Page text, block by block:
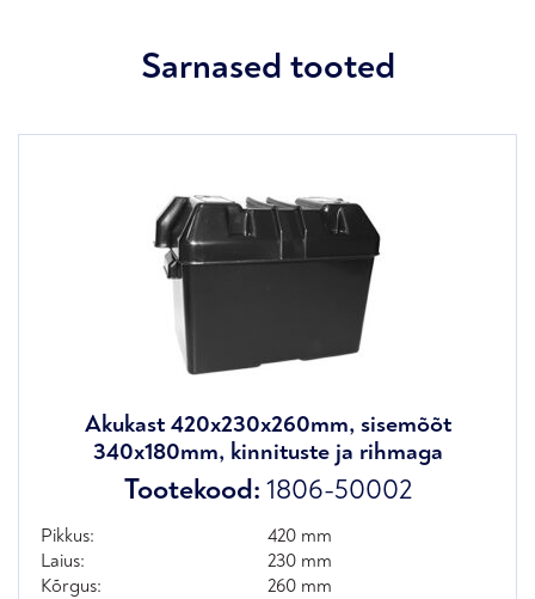
Sarnased tooted
Akukast 420x230x260mm, sisemõõt
340x180mm, kinnituste ja rihmaga
Tootekood: 1806-50002
Pikkus:
420 mm
Laius:
230 mm
Kõrgus:
260 mm